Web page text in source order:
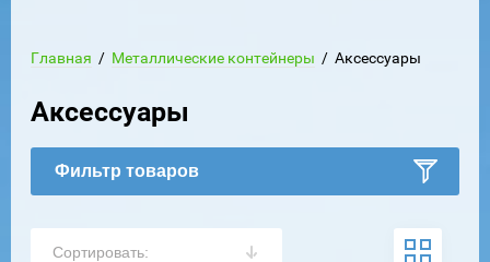
Главная
  /
Металлические контейнеры
  /  Аксессуары
Аксессуары
Фильтр товаров
Сортировать: